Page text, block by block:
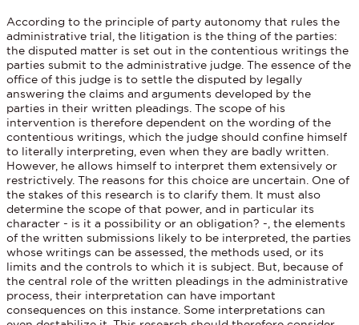
According to the principle of party autonomy that rules the
administrative trial, the litigation is the thing of the parties:
the disputed matter is set out in the contentious writings the
parties submit to the administrative judge. The essence of the
office of this judge is to settle the disputed by legally
answering the claims and arguments developed by the
parties in their written pleadings. The scope of his
intervention is therefore dependent on the wording of the
contentious writings, which the judge should confine himself
to literally interpreting, even when they are badly written.
However, he allows himself to interpret them extensively or
restrictively. The reasons for this choice are uncertain. One of
the stakes of this research is to clarify them. It must also
determine the scope of that power, and in particular its
character - is it a possibility or an obligation? -, the elements
of the written submissions likely to be interpreted, the parties
whose writings can be assessed, the methods used, or its
limits and the controls to which it is subject. But, because of
the central role of the written pleadings in the administrative
process, their interpretation can have important
consequences on this instance. Some interpretations can